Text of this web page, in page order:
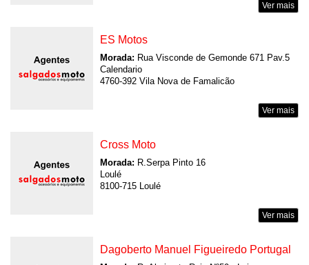
Ver mais
ES Motos
Morada: Rua Visconde de Gemonde 671 Pav.5
Calendario
4760-392 Vila Nova de Famalicão
Ver mais
Cross Moto
Morada: R.Serpa Pinto 16
Loulé
8100-715 Loulé
Ver mais
Dagoberto Manuel Figueiredo Portugal